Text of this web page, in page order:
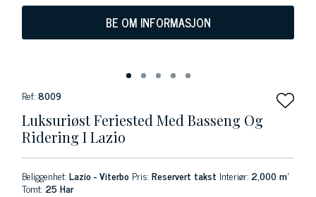
BE OM INFORMASJON
Ref:8009
Luksuriøst Feriested Med Basseng Og
Ridering I Lazio
Beliggenhet:Lazio - Viterbo Pris:Reservert takst Interiør: 2,000 m²
Tomt: 25 Har